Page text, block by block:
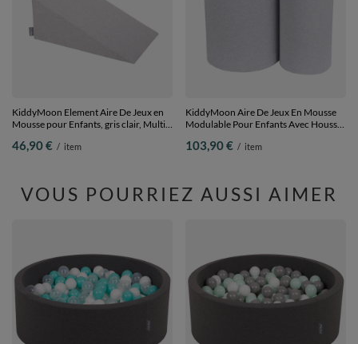
KiddyMoon Element Aire De Jeux en
Mousse pour Enfants, gris clair, Multi-
46,90 € / item
KiddyMoon Aire De Jeux En Mousse
Modulable Pour Enfants Avec Housses
Doux Favorisant Imagination Et
103,90 € / item
VOUS POURRIEZ AUSSI AIMER